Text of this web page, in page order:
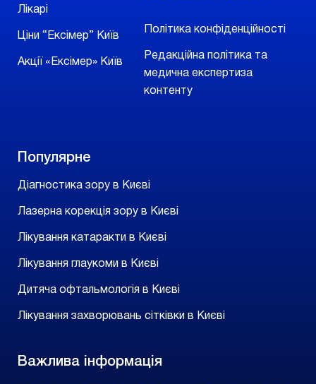
Лікарі
Ціни “Ексімер” Київ
Акції «Ексімер» Київ
Політика конфіденційності
Редакційна політика та
медична експертиза
контенту
Популярне
Діагностика зору в Києві
Лазерна корекція зору в Києві
Лікування катаракти в Києві
Лікування глаукоми в Києві
Дитяча офтальмологія в Києві
Лікування захворювань сітківки в Києві
Важлива інформація